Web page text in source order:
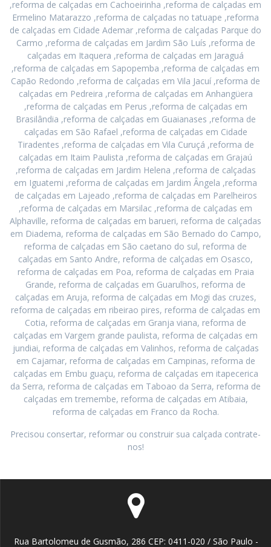
,reforma de calçadas em Cachoeirinha ,reforma de calçadas em
Ermelino Matarazzo ,reforma de calçadas no tatuape ,reforma
de calçadas em Cidade Ademar ,reforma de calçadas Parque do
Carmo ,reforma de calçadas em Jardim São Luís ,reforma de
calçadas em Itaquera ,reforma de calçadas em Jaraguá
,reforma de calçadas em Sapopemba ,reforma de calçadas em
Capão Redondo ,reforma de calçadas em Vila Jacuí ,reforma de
calçadas em Pedreira ,reforma de calçadas em Anhangüera
,reforma de calçadas em Perus ,reforma de calçadas em
Brasilândia ,reforma de calçadas em Guaianases ,reforma de
calçadas em São Rafael ,reforma de calçadas em Cidade
Tiradentes ,reforma de calçadas em Vila Curuçá ,reforma de
calçadas em Itaim Paulista ,reforma de calçadas em Grajaú
,reforma de calçadas em Jardim Helena ,reforma de calçadas
em Iguatemi ,reforma de calçadas em Jardim Ângela ,reforma
de calçadas em Lajeado ,reforma de calçadas em Parelheiros
,reforma de calçadas em Marsilac ,reforma de calçadas em
Alphaville, reforma de calçadas em barueri, reforma de calçadas
em Diadema, reforma de calçadas em São Bernado do Campo,
reforma de calçadas em São caetano do sul, reforma de
calçadas em Santo Andre, reforma de calçadas em Osasco,
reforma de calçadas em Poa, reforma de calçadas em Praia
Grande, reforma de calçadas em Guarulhos, reforma de
calçadas em Aruja, reforma de calçadas em Mogi das cruzes,
reforma de calçadas em ribeirao pires, reforma de calçadas em
Cotia, reforma de calçadas em Granja viana, reforma de
calçadas em Vargem grande paulista, reforma de calçadas em
jundiai, reforma de calçadas em Valinhos, reforma de calçadas
em Cajamar, reforma de calçadas em Campinas, reforma de
calçadas em Embu guaçu, reforma de calçadas em itapecerica
da Serra, reforma de calçadas em Taboao da Serra, reforma de
calçadas em tremembe, reforma de calçadas em Atibaia,
reforma de calçadas em Franco da Rocha.
Precisou consertar, reformar ou construir sua calçada contrate-
nos!
Rua Bartolomeu de Gusmão, 286 CEP: 0411-020 / São Paulo -